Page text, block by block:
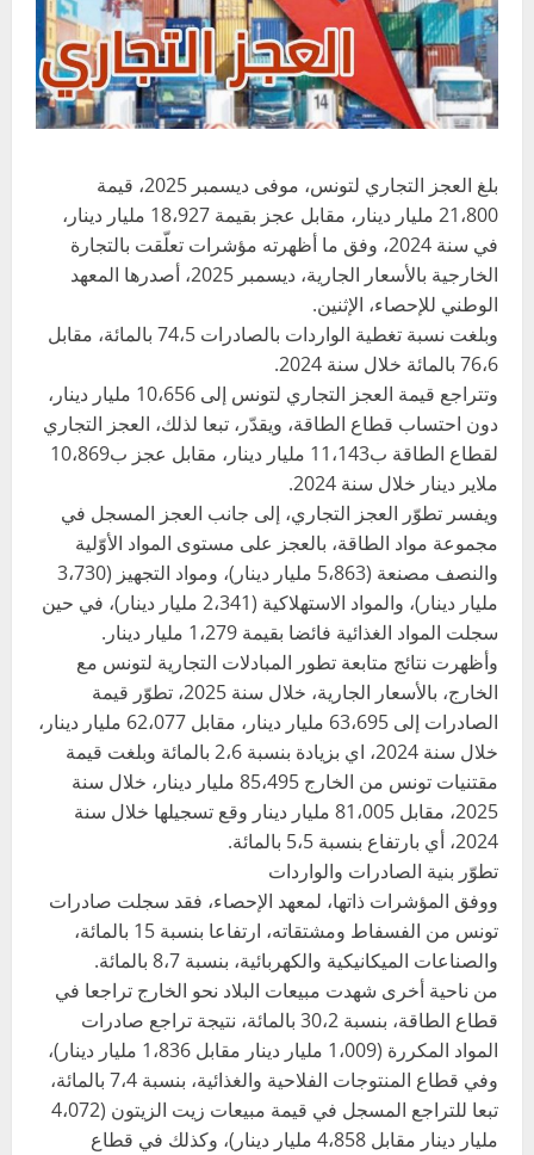
بلغ العجز التجاري لتونس، موفى ديسمبر 2025، قيمة
21،800 مليار دينار، مقابل عجز بقيمة 18،927 مليار دينار،
في سنة 2024، وفق ما أظهرته مؤشرات تعلّقت بالتجارة
الخارجية بالأسعار الجارية، ديسمبر 2025، أصدرها المعهد
الوطني للإحصاء، الإثنين.
وبلغت نسبة تغطية الواردات بالصادرات 74،5 بالمائة، مقابل
76،6 بالمائة خلال سنة 2024.
وتتراجع قيمة العجز التجاري لتونس إلى 10،656 مليار دينار،
دون احتساب قطاع الطاقة، ويقدّر، تبعا لذلك، العجز التجاري
لقطاع الطاقة ب11،143 مليار دينار، مقابل عجز ب10،869
ملاير دينار خلال سنة 2024.
ويفسر تطوّر العجز التجاري، إلى جانب العجز المسجل في
مجموعة مواد الطاقة، بالعجز على مستوى المواد الأوّلية
والنصف مصنعة (5،863 مليار دينار)، ومواد التجهيز (3،730
مليار دينار)، والمواد الاستهلاكية (2،341 مليار دينار)، في حين
سجلت المواد الغذائية فائضا بقيمة 1،279 مليار دينار.
وأظهرت نتائج متابعة تطور المبادلات التجارية لتونس مع
الخارج، بالأسعار الجارية، خلال سنة 2025، تطوّر قيمة
الصادرات إلى 63،695 مليار دينار، مقابل 62،077 مليار دينار،
خلال سنة 2024، اي بزيادة بنسبة 2،6 بالمائة وبلغت قيمة
مقتنيات تونس من الخارج 85،495 مليار دينار، خلال سنة
2025، مقابل 81،005 مليار دينار وقع تسجيلها خلال سنة
2024، أي بارتفاع بنسبة 5،5 بالمائة.
تطوّر بنية الصادرات والواردات
ووفق المؤشرات ذاتها، لمعهد الإحصاء، فقد سجلت صادرات
تونس من الفسفاط ومشتقاته، ارتفاعا بنسبة 15 بالمائة،
والصناعات الميكانيكية والكهربائية، بنسبة 8،7 بالمائة.
من ناحية أخرى شهدت مبيعات البلاد نحو الخارج تراجعا في
قطاع الطاقة، بنسبة 30،2 بالمائة، نتيجة تراجع صادرات
المواد المكررة (1،009 مليار دينار مقابل 1،836 مليار دينار)،
وفي قطاع المنتوجات الفلاحية والغذائية، بنسبة 7،4 بالمائة،
تبعا للتراجع المسجل في قيمة مبيعات زيت الزيتون (4،072
مليار دينار مقابل 4،858 مليار دينار)، وكذلك في قطاع